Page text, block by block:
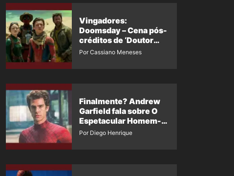
Vingadores:
Doomsday – Cena pós-
créditos de ‘Doutor
Destino’ é revelada
Por Cassiano Meneses
Finalmente? Andrew
Garfield fala sobre O
Espetacular Homem-
Aranha 3
Por Diego Henrique